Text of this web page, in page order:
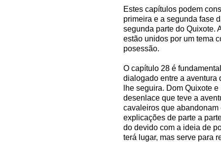
Estes capítulos podem
primeira e a segunda fase
segunda parte do Quixote.
estão unidos por um tema
posessão.
O capítulo 28 é
dialogado entre a aventura
lhe seguira. Dom Quixote
desenlace que teve a
cavaleiros que
explicações de parte a
do devido com a ideia de
terá lugar, mas serve para